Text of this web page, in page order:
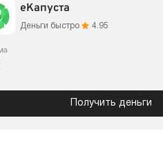
еКапуста
Деньги быстро 4.95
Получить деньги